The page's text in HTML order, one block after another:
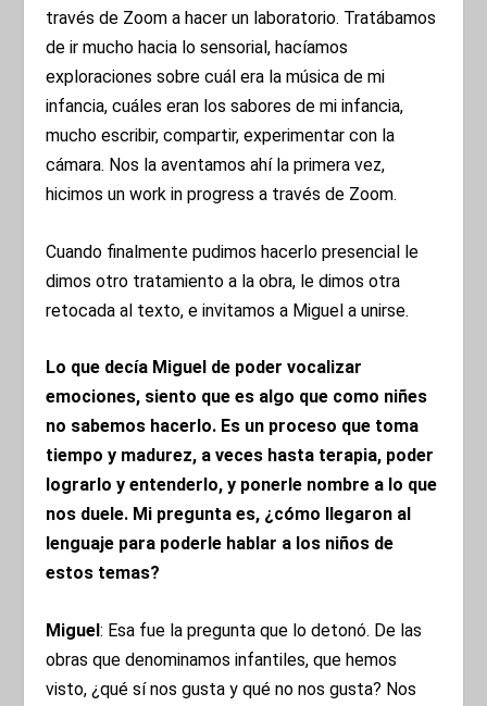
través de Zoom a hacer un laboratorio. Tratábamos
de ir mucho hacia lo sensorial, hacíamos
exploraciones sobre cuál era la música de mi
infancia, cuáles eran los sabores de mi infancia,
mucho escribir, compartir, experimentar con la
cámara. Nos la aventamos ahí la primera vez,
hicimos un work in progress a través de Zoom.
Cuando finalmente pudimos hacerlo presencial le
dimos otro tratamiento a la obra, le dimos otra
retocada al texto, e invitamos a Miguel a unirse.
Lo que decía Miguel de poder vocalizar
emociones, siento que es algo que como niñes
no sabemos hacerlo. Es un proceso que toma
tiempo y madurez, a veces hasta terapia, poder
lograrlo y entenderlo, y ponerle nombre a lo que
nos duele. Mi pregunta es, ¿cómo llegaron al
lenguaje para poderle hablar a los niños de
estos temas?
Miguel: Esa fue la pregunta que lo detonó. De las
obras que denominamos infantiles, que hemos
visto, ¿qué sí nos gusta y qué no nos gusta? Nos